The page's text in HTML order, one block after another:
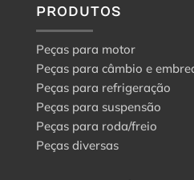
PRODUTOS
Peças para motor
Peças para câmbio e
Peças para refrigeração
Peças para suspensão
Peças para roda/freio
Peças diversas